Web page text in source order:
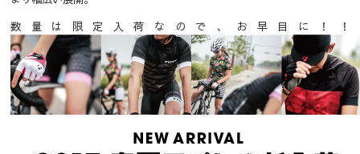
数量は限定入荷なので、お早目に！！